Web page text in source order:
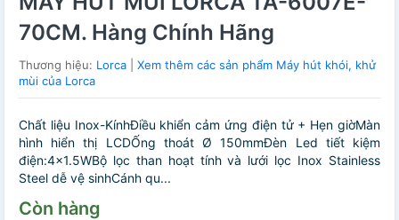
70CM. Hàng Chính Hãng
Thương hiệu: Lorca
Xem thêm các sản phẩm Máy hút khói, khử
mùi của Lorca
Chất liệu Inox-KínhĐiều khiển cảm ứng điện tử + Hẹn giờMàn
hình hiển thị LCDỐng thoát Ø 150mmĐèn Led tiết kiệm
điện:4x1.5WBộ lọc than hoạt tính và lưới lọc Inox Stainless
Steel dễ vệ sinhCánh qu...
Còn hàng